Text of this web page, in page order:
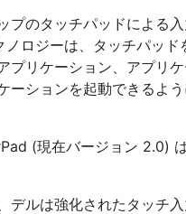
プのタッチパッドによる
ノロジーは、タッチパッ
プリケーション、アプリ
ーションを起動できるよ
(現在バージョン 2.0)
ルは強化されたタッチ